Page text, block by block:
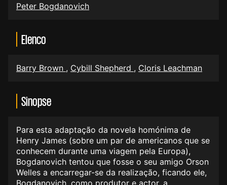
Peter Bogdanovich
Elenco
Barry Brown , Cybill Shepherd , Cloris Leachman
Sinopse
Para esta adaptação da novela homónima de
Henry James (sobre um par de americanos que se
conhecem durante uma viagem pela Europa),
Bogdanovich tentou que fosse o seu amigo Orson
Welles a encarregar-se da realização, ficando ele,
Bogdanovich, como produtor e actor, a